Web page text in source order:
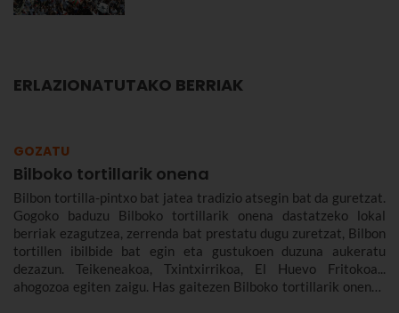
ERLAZIONATUTAKO BERRIAK
GOZATU
Bilboko tortillarik onena
Bilbon tortilla-pintxo bat jatea tradizio atsegin bat da guretzat.
Gogoko baduzu Bilboko tortillarik onena dastatzeko lokal
berriak ezagutzea, zerrenda bat prestatu dugu zuretzat, Bilbon
tortillen ibilbide bat egin eta gustukoen duzuna aukeratu
dezazun. Teikeneakoa, Txintxirrikoa, El Huevo Fritokoa...
ahogozoa egiten zaigu. Has gaitezen Bilboko tortillarik onenak